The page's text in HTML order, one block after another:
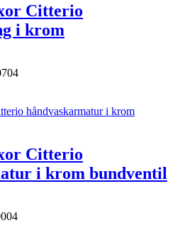
Citterio
i krom
Citterio
i krom bundventil